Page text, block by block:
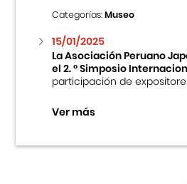
Categorías:Museo
15/01/2025
La Asociación Peruano
el 2. ° Simposio
participación de
Ver más